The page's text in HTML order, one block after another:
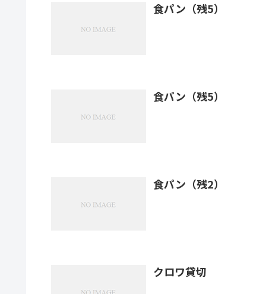
食パン（残5）
食パン（残5）
食パン（残2）
クロワ貸切